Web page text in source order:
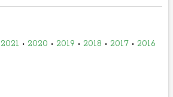
2021 • 2020 • 2019 • 2018 • 2017• 2016